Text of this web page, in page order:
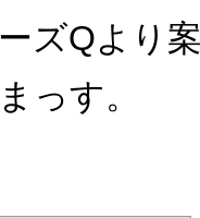
ズQより
っす。